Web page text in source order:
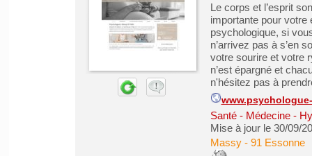
Le corps et l’esprit
importante pour votre
psychologique, si
n’arrivez pas à s’en
votre sourire et votre
n’est épargné et
n'hésitez pas à
Santé - Médecine -
Mise à jour le 30/09/
Massy- 91 Essonne